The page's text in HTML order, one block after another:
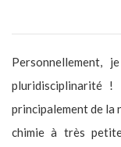
pluridisciplinarité !
principalement de la
chimie à très